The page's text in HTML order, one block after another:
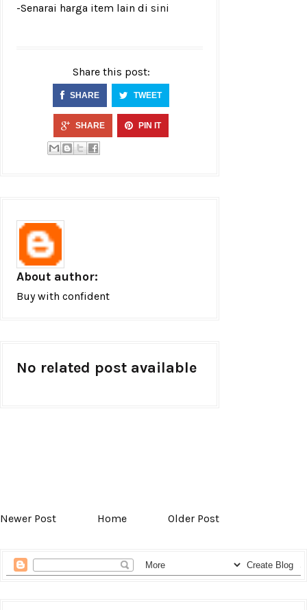
-Senarai harga item lain di sini
Share this post:
SHARE TWEET
SHARE PIN IT
About author:
Buy with confident
No related post available
Newer Post Home Older Post